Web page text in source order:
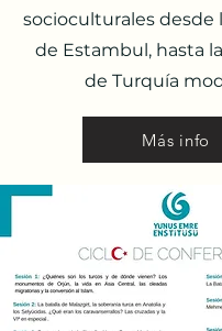
socioculturales desde
de Estambul, hasta
de Turquía
Más info